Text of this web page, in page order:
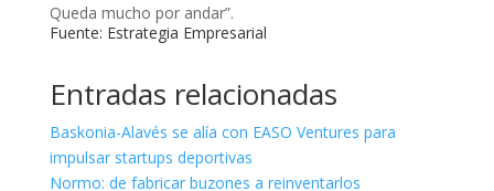
Queda mucho por andar”.
Fuente: Estrategia Empresarial
Entradas relacionadas
Baskonia-Alavés se alía con EASO Ventures para
impulsar startups deportivas
Normo: de fabricar buzones a reinventarlos